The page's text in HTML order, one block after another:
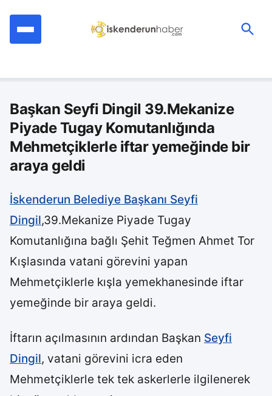
Başkan Seyfi Dingil 39.Mekanize
Piyade Tugay Komutanlığında
Mehmetçiklerle iftar yemeğinde bir
araya geldi
İskenderun Belediye Başkanı Seyfi
Dingil,39.Mekanize Piyade Tugay
Komutanlığına bağlı Şehit Teğmen Ahmet Tor
Kışlasında vatani görevini yapan
Mehmetçiklerle kışla yemekhanesinde iftar
yemeğinde bir araya geldi.
İftarın açılmasının ardından Başkan Seyfi
Dingil, vatani görevini icra eden
Mehmetçiklerle tek tek askerlerle ilgilenerek